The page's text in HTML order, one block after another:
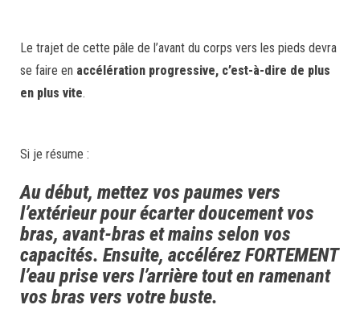
Le trajet de cette pâle de l’avant du corps vers les pieds devra
se faire en accélération progressive, c’est-à-dire de plus
en plus vite.
Si je résume :
Au début, mettez vos paumes vers
l’extérieur pour écarter doucement vos
bras, avant-bras et mains selon vos
capacités. Ensuite, accélérez FORTEMENT
l’eau prise vers l’arrière tout en ramenant
vos bras vers votre buste.